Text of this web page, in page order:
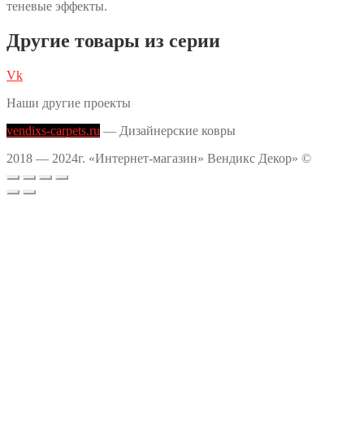
теневые эффекты.
Другие товары из серии
Vk
Наши другие проекты
vendixs-carpets.ru — Дизайнерские ковры
2018 — 2024г. «Интернет-магазин» Вендикс Декор» ©